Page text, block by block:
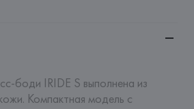
боди IRIDE S выполнена из
Компактная модель с